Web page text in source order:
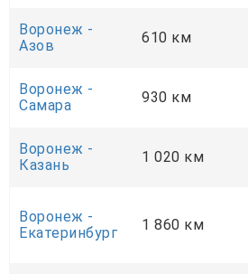
Воронеж -
Азов
610 км
Воронеж -
Самара
930 км
Воронеж -
Казань
1 020 км
Воронеж -
Екатеринбург
1 860 км